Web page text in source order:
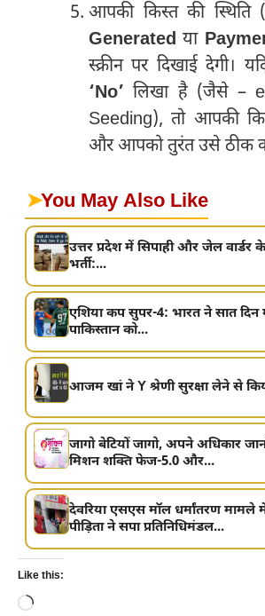
आपकी किस्त की
Generated या
स्क्रीन पर दिखाई देगी।
‘No’ लिखा है (जैसे –
Seeding), तो आपकी
और आपको तुरंत उसे ठीक
➤You May Also Like
उत्तर प्रदेश में सिपाही और जेल वार्डर
भर्ती:...
एशिया कप सुपर-4: भारत ने सात दिन
पाकिस्तान को...
आजम खां ने Y श्रेणी सुरक्षा लेने से
जागो बेटियों जागो, अपने अधिकार
मिशन शक्ति फेज-5.0 और...
देवरिया एसएस मॉल धर्मांतरण मामले
पीड़िता ने सपा प्रतिनिधिमंडल...
Like this:
Loading…